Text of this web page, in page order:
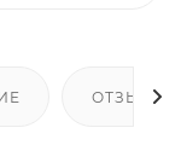
ОТЗЫВЫ